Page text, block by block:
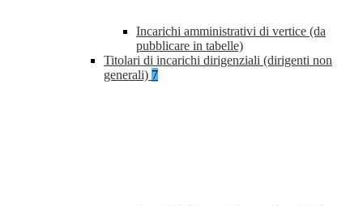
Incarichi amministrativi di vertice (da
pubblicare in tabelle)
Titolari di incarichi dirigenziali (dirigenti non
generali) 7